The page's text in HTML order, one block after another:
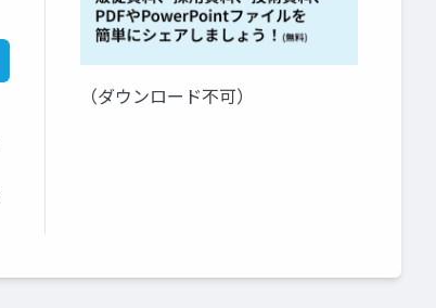
（ダウンロード不可）